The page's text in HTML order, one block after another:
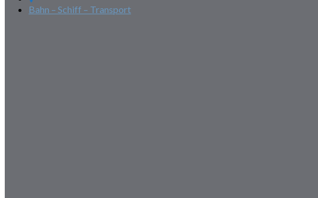
Bahn – Schiff – Transport